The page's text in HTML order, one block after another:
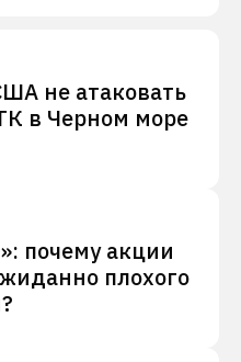
не атаковать
в Черном море
почему акции
плохого